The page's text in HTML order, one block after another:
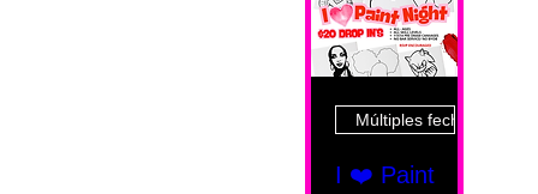
Múltiples fechas
I ❤️ Paint